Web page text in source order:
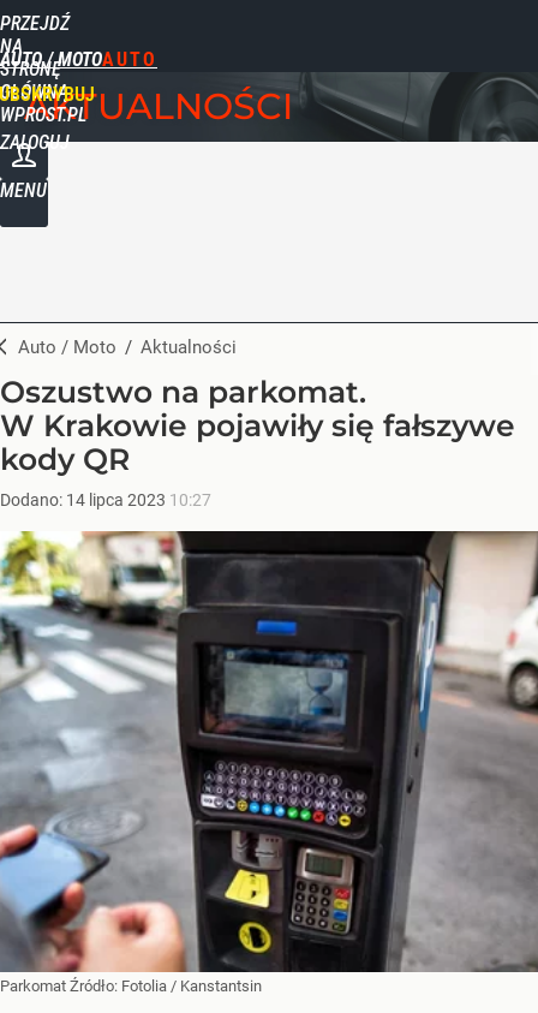
PRZEJDŹ
NA
STRONĘ
GŁÓWNĄ
WPROST.PL
AUTO / MOTO
ZALOGUJ
MENU
AKTUALNOŚCI
Auto / Moto / Aktualności
Oszustwo na parkomat.
W Krakowie pojawiły się fałszywe
kody QR
Dodano: 14 lipca 2023 10:27
Parkomat Źródło: Fotolia / Kanstantsin